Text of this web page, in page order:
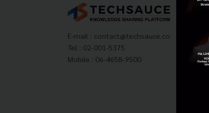
E-mail : contact@techsauce.co
Tel : 02-001-5375
Mobile : 06-4658-9500